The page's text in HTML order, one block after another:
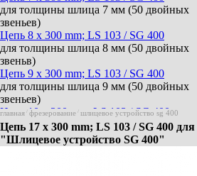
для толщины шлица 7 мм (50 двойных
звеньев)
Цепь 8 x 300 mm; LS 103 / SG 400
для толщины шлица 8 мм (50 двойных
звеньв)
Цепь 9 x 300 mm; LS 103 / SG 400
для толщины шлица 9 мм (50 двойных
звеньев)
Цепь 10 x 300 mm; LS 103 / SG 400
для толщины шлица 10 мм (50 двойных
звеньев)
Цепь 11 x 300 mm; LS 103 / SG 400
главная / фрезерование / шлицевое устройство sg 400
Цепь 17 x 300 mm; LS 103 / SG 400 для
"Шлицевое устройство SG 400"